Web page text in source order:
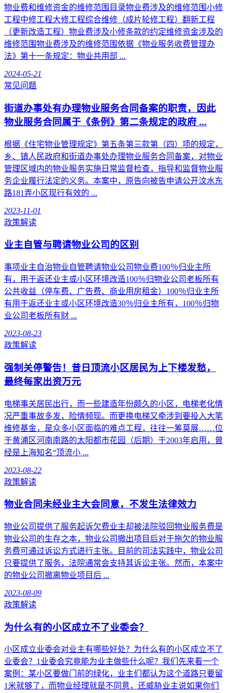
物业费和维修资金的维修范围目录物业费涉及的维修范围小修
工程中修工程大修工程综合维修（成片轮修工程）翻新工程
（更新改造工程）物业费涉及小修条款的约定维修资金涉及的
维修范围物业费涉及的维修范围依据《物业服务收费管理办
法》第十一条规定：物业共用部 ...
2024-05-21
常见问题
街道办事处有办理物业服务合同备案的职责，因此
物业服务合同属于《条例》第二条规定的政府 ...
根据《住宅物业管理规定》第五条第三款第（四）项的规定，
乡、镇人民政府和街道办事处办理物业服务合同备案，对物业
管理区域内的物业服务实施日常监督检查，指导和监督物业服
务企业履行法定的义务。本案中，原告向被告申请公开汶水东
路181弄小区现行有效的 ...
2023-11-01
政策解读
业主自管与聘请物业公司的区别
事项业主自治物业自管聘请物业公司物业费100％归业主所
有，用于返还业主或小区环境改造100％归物业公司老板所有
公共收益（停车费、广告费、商业用房租金）100％归业主所
有用于返还业主或小区环境改造30％归业主所有，100％归物
业公司老板所有财 ...
2023-08-23
政策解读
强制关停警告！昔日顶流小区居民为上下楼发愁，
最终每家出资万元
电梯事关居民出行，而一些建造年份颇久的小区，电梯老化情
况严重事故多发，险情频现。而更换电梯又牵涉到要投入大笔
维修基金，是众多小区面临的难点工程，往往一筹莫展……位
于黄浦区河南南路的太阳都市花园（后期）于2003年启用，曾
经是上海知名“顶流小 ...
2023-08-22
政策解读
物业合同未经业主大会同意，不发生法律效力
物业公司提供了服务起诉欠费业主却被法院驳回物业服务费是
物业公司的生存之本，物业公司撤出项目后对于拖欠的物业服
务费可通过诉讼方式进行主张。目前的司法实践中，物业公司
只要提供了服务，法院通常会支持其诉讼主张。然而，本案中
的物业公司撤离物业项目后 ...
2023-08-09
政策解读
为什么有的小区成立不了业委会？
小区成立业委会对业主有哪些好处？为什么有的小区成立不了
业委会？1业委会究竟能为业主做些什么呢？我们先来看一个
案例：某小区要做门前的绿化，业主们都认为这个道路只要留
1米就够了，而物业经理就是不同意，还威胁业主说如果你们